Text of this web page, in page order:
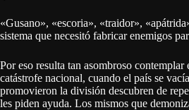
«Gusano», «escoria», «traidor»,
sistema que necesitó fabricar enemigos
Por eso resulta tan asombroso
catástrofe nacional, cuando el país se
promovieron la división descubren de
les piden ayuda. Los mismos que